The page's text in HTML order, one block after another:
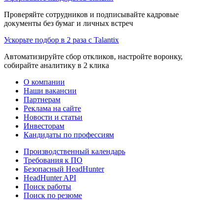
Проверяйте сотрудников и подписывайте кадровые
документы без бумаг и личных встреч
Ускорьте подбор в 2 раза с Talantix
Автоматизируйте сбор откликов, настройте воронку,
собирайте аналитику в 2 клика
О компании
Наши вакансии
Партнерам
Реклама на сайте
Новости и статьи
Инвесторам
Кандидаты по профессиям
Производственный календарь
Требования к ПО
Безопасный HeadHunter
HeadHunter API
Поиск работы
Поиск по резюме